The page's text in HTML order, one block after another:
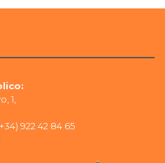
1,
922 42 84 65